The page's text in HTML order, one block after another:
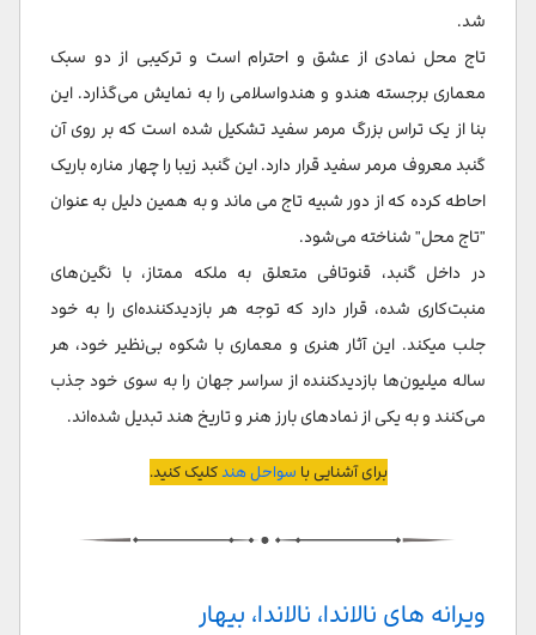
شد.
تاج محل نمادی از عشق و احترام است و ترکیبی از دو سبک
معماری برجسته هندو و هندواسلامی را به نمایش می‌گذارد. این
بنا از یک تراس بزرگ مرمر سفید تشکیل شده است که بر روی آن
گنبد معروف مرمر سفید قرار دارد. این گنبد زیبا را چهار مناره باریک
احاطه کرده که از دور شبیه تاج می ماند و به همین دلیل به عنوان
"تاج محل" شناخته می‌شود.
در داخل گنبد، قنوتافی متعلق به ملکه ممتاز، با نگین‌های
منبت‌کاری شده، قرار دارد که توجه هر بازدیدکننده‌ای را به خود
جلب میکند. این آثار هنری و معماری با شکوه بی‌نظیر خود، هر
ساله میلیون‌ها بازدیدکننده از سراسر جهان را به سوی خود جذب
می‌کنند و به یکی از نمادهای بارز هنر و تاریخ هند تبدیل شده‌اند.
برای آشنایی با سواحل هندکلیک کنید.
ویرانه های نالاندا، نالاندا، بیهار